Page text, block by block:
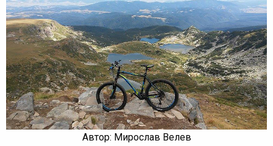
Автор: Мирослав Велев